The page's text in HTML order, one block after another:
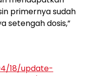
primernya sudah
setengah dosis,”
18/update-